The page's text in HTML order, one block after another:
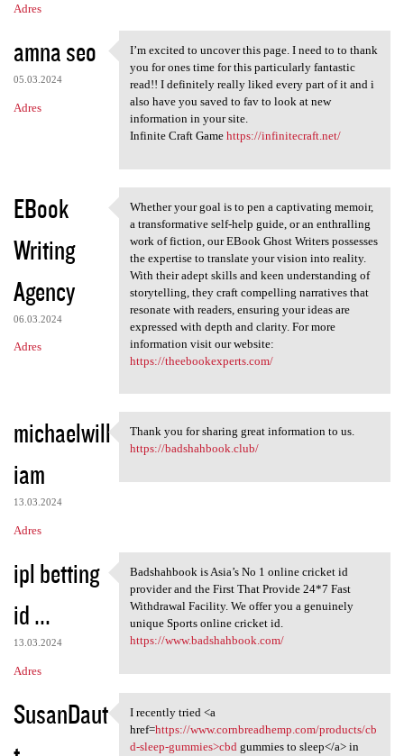
Adres
amna seo
05.03.2024
Adres
I’m excited to uncover this
I’m excited to uncover this page. I need to to thank
you for ones time for this particularly fantastic
read!! I definitely really liked every part of it and i
also have you saved to fav to look at new
information in your site.
Infinite Craft Game https://infinitecraft.net/
EBook
Writing
Agency
06.03.2024
Adres
Whether your goal is to pen a
Whether your goal is to pen a captivating memoir,
a transformative self-help guide, or an enthralling
work of fiction, our EBook Ghost Writers possesses
the expertise to translate your vision into reality.
With their adept skills and keen understanding of
storytelling, they craft compelling narratives that
resonate with readers, ensuring your ideas are
expressed with depth and clarity. For more
information visit our website:
https://theebookexperts.com/
michaelwill
iam
13.03.2024
Adres
Thank you for sharing great
Thank you for sharing great information to us.
https://badshahbook.club/
ipl betting
id ...
13.03.2024
Adres
Badshahbook is Asia’s No 1
Badshahbook is Asia’s No 1 online cricket id
provider and the First That Provide 24*7 Fast
Withdrawal Facility. We offer you a genuinely
unique Sports online cricket id.
https://www.badshahbook.com/
SusanDaut I recently tried <a href
I recently tried <a
href=https://www.cornbreadhemp.com/products/cb
d-sleep-gummies>cbdgummies to sleep</a> in